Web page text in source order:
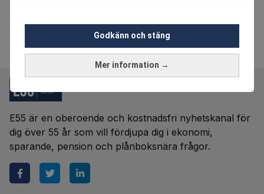
Mer information →
Godkänn och stäng
hundratusentals svenskar
E55 är en oberoende och kostnadsfri nyhetskanal för
dig över 55 år som vill fördjupa dig i ekonomi,
sparande, pension och plånboksnära frågor.